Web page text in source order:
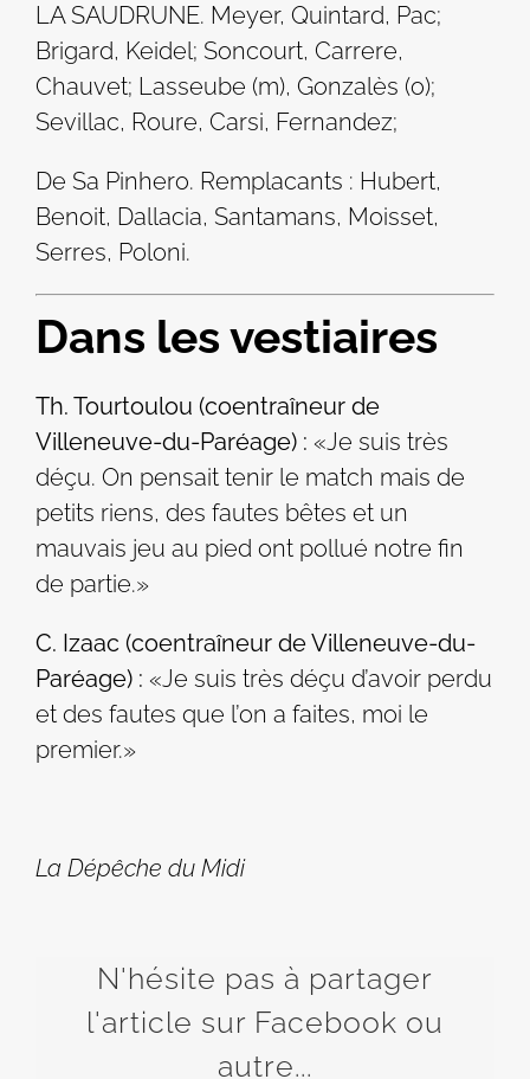
LA SAUDRUNE. Meyer, Quintard, Pac;
Brigard, Keidel; Soncourt, Carrere,
Chauvet; Lasseube (m), Gonzalès (o);
Sevillac, Roure, Carsi, Fernandez;
De Sa Pinhero. Remplacants : Hubert,
Benoit, Dallacia, Santamans, Moisset,
Serres, Poloni.
Dans les vestiaires
Th. Tourtoulou (coentraîneur de
Villeneuve-du-Paréage) : «Je suis très
déçu. On pensait tenir le match mais de
petits riens, des fautes bêtes et un
mauvais jeu au pied ont pollué notre fin
de partie.»
C. Izaac (coentraîneur de Villeneuve-du-
Paréage) : «Je suis très déçu d’avoir perdu
et des fautes que l’on a faites, moi le
premier.»
La Dépêche du Midi
N'hésite pas à partager
l'article sur Facebook ou
autre...